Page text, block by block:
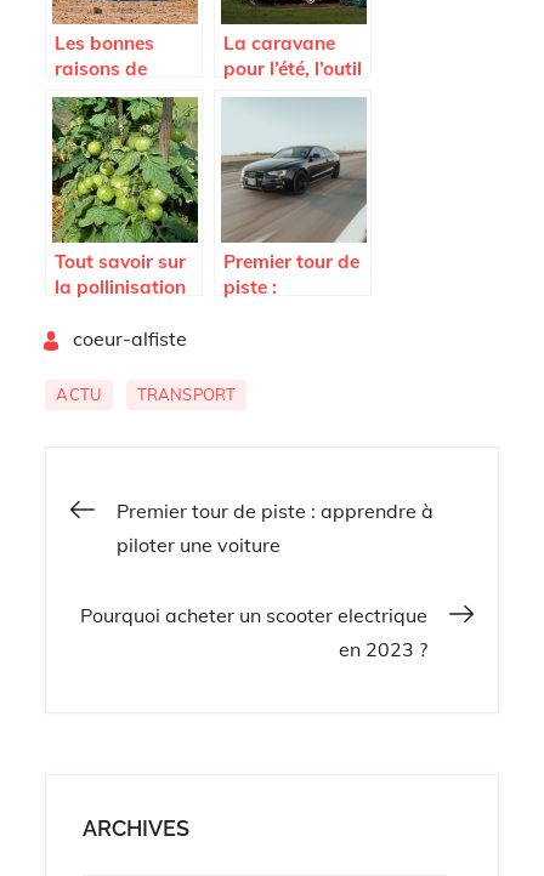
Les bonnes
raisons de
voyager en van
La caravane
pour l’été, l’outil
préféré des
Tout savoir sur
la pollinisation
tomate
Premier tour de
piste :
coeur-alfiste
ACTU TRANSPORT
Navigation
Premier tour de piste : apprendre à
piloter une voiture
Pourquoi acheter un scooter electrique
en 2023 ?
ARCHIVES